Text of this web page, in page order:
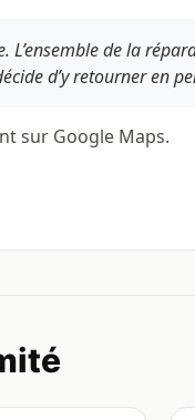
de la
d’y retourner en
sur Google Maps.